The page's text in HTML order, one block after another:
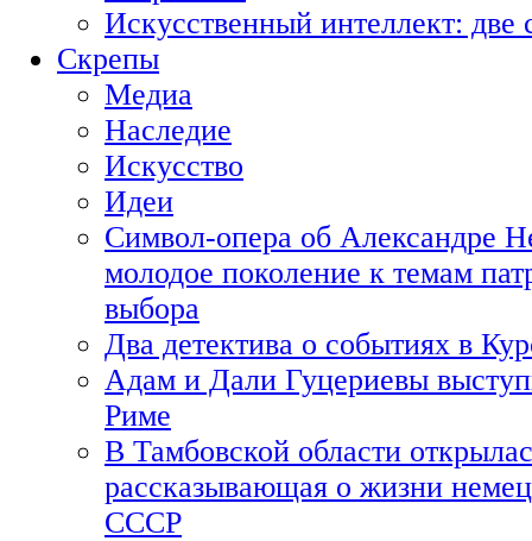
Искусственный интеллект:
Скрепы
Медиа
Наследие
Искусство
Идеи
Символ-опера об Александре
молодое поколение к темам
выбора
Два детектива о событиях в
Адам и Дали Гуцериевы
Риме
В Тамбовской области
рассказывающая о жизни
СССР